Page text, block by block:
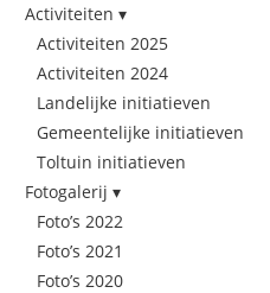
Activiteiten
Activiteiten 2025
Activiteiten 2024
Landelijke initiatieven
Gemeentelijke initiatieven
Toltuin initiatieven
Fotogalerij
Foto’s 2022
Foto’s 2021
Foto’s 2020